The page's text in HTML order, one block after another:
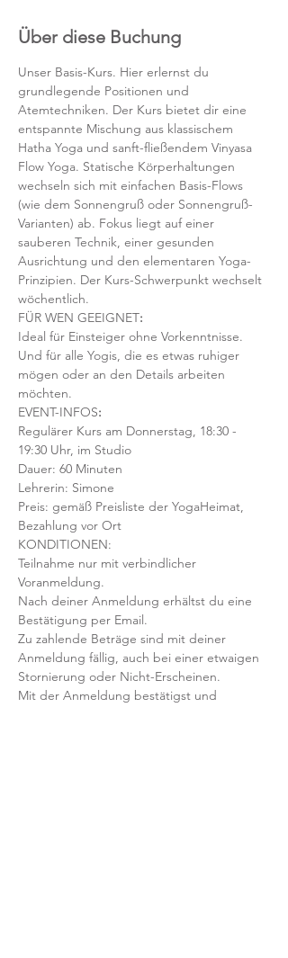
Über diese Buchung
Unser Basis-Kurs. Hier erlernst du
grundlegende Positionen und
Atemtechniken. Der Kurs bietet dir eine
entspannte Mischung aus klassischem
Hatha Yoga und sanft-fließendem Vinyasa
Flow Yoga. Statische Körperhaltungen
wechseln sich mit einfachen Basis-Flows
(wie dem Sonnengruß oder Sonnengruß-
Varianten) ab. Fokus liegt auf einer
sauberen Technik, einer gesunden
Ausrichtung und den elementaren Yoga-
Prinzipien. Der Kurs-Schwerpunkt wechselt
wöchentlich.
FÜR WEN GEEIGNET:
Ideal für Einsteiger ohne Vorkenntnisse.
Und für alle Yogis, die es etwas ruhiger
mögen oder an den Details arbeiten
möchten.
EVENT-INFOS:
Regulärer Kurs am Donnerstag, 18:30 -
19:30 Uhr, im Studio
Dauer: 60 Minuten
Lehrerin: Simone
Preis: gemäß Preisliste der YogaHeimat,
Bezahlung vor Ort
KONDITIONEN:
Teilnahme nur mit verbindlicher
Voranmeldung.
Nach deiner Anmeldung erhältst du eine
Bestätigung per Email.
Zu zahlende Beträge sind mit deiner
Anmeldung fällig, auch bei einer etwaigen
Stornierung oder Nicht-Erscheinen.
Mit der Anmeldung bestätigst und